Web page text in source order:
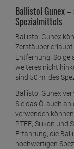
Ballistol Gunex
Spezialmittels
Ballistol Gunex
Zerstäuber
Entfernung. So
weiteres nicht
sind 50 ml des
Ballistol Gunex
Sie das Öl auch
verwenden
PTFE, Silikon und
Erfahrung, die
hochwertigen